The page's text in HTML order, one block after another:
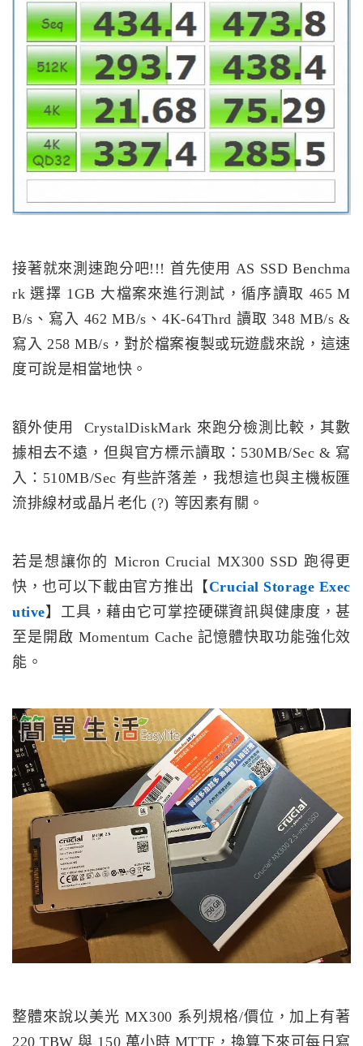
接著就來測速跑分吧!!! 首先使用 AS SSD Benchma
rk 選擇 1GB 大檔案來進行測試，循序讀取 465 M
B/s、寫入 462 MB/s、4K-64Thrd 讀取 348 MB/s &
寫入 258 MB/s，對於檔案複製或玩遊戲來說，這速
度可說是相當地快。
額外使用 CrystalDiskMark 來跑分檢測比較，其數
據相去不遠，但與官方標示讀取：530MB/Sec & 寫
入：510MB/Sec 有些許落差，我想這也與主機板匯
流排線材或晶片老化 (?) 等因素有關。
若是想讓你的 Micron Crucial MX300 SSD 跑得更
快，也可以下載由官方推出【Crucial Storage Exec
utive】工具，藉由它可掌控硬碟資訊與健康度，甚
至是開啟 Momentum Cache 記憶體快取功能強化效
能。
整體來說以美光 MX300 系列規格/價位，加上有著
220 TBW 與 150 萬小時 MTTF，換算下來可每日寫